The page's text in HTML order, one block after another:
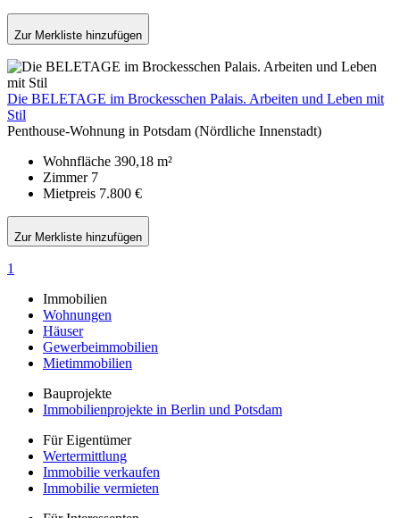
Zur Merkliste hinzufügen
Die BELETAGE im Brockesschen Palais. Arbeiten und Leben mit
Stil
Penthouse-Wohnung in Potsdam (Nördliche Innenstadt)
Wohnfläche 390,18 m²
Zimmer 7
Mietpreis 7.800 €
Zur Merkliste hinzufügen
1
Immobilien
Wohnungen
Häuser
Gewerbeimmobilien
Mietimmobilien
Bauprojekte
Immobilienprojekte in Berlin und Potsdam
Für Eigentümer
Wertermittlung
Immobilie verkaufen
Immobilie vermieten